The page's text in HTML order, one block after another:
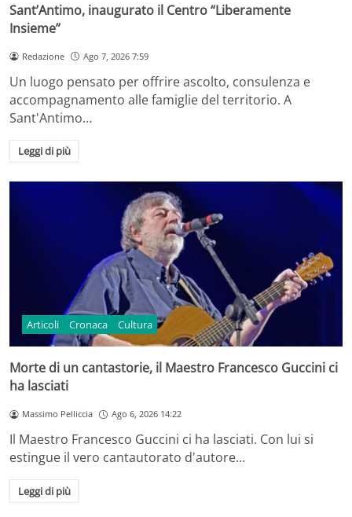
Sant’Antimo, inaugurato il Centro “Liberamente
Insieme”
Redazione Ago 7, 2026 7:59
Un luogo pensato per offrire ascolto, consulenza e
accompagnamento alle famiglie del territorio. A
Sant'Antimo…
Leggi di più
Articoli Cronaca Cultura
Morte di un cantastorie, il Maestro Francesco Guccini ci
ha lasciati
Massimo Pelliccia Ago 6, 2026 14:22
Il Maestro Francesco Guccini ci ha lasciati. Con lui si
estingue il vero cantautorato d'autore…
Leggi di più